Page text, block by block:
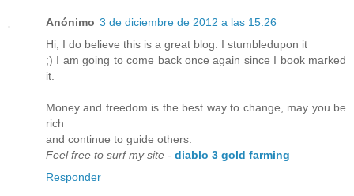
Anónimo 3 de diciembre de 2012 a las 15:26
Hi, I do believe this is a great blog. I stumbledupon it
;) I am going to come back once again since I book marked
it.
Money and freedom is the best way to change, may you be
rich
and continue to guide others.
Feel free to surf my site - diablo 3 gold farming
Responder